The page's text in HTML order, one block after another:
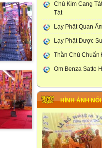
Đám Tang
Giao
Học Viện
larung ga
Thạt Luống
Lào
Chùa Phúc
Tổ Chức Lễ
Dược Sư
Chú Kim Cang
Tát
Lạy Phật Quan
Lạy Phật Dược
Thần Chú Chuẩn
Om Benza Satto
HÌNH ẢNH